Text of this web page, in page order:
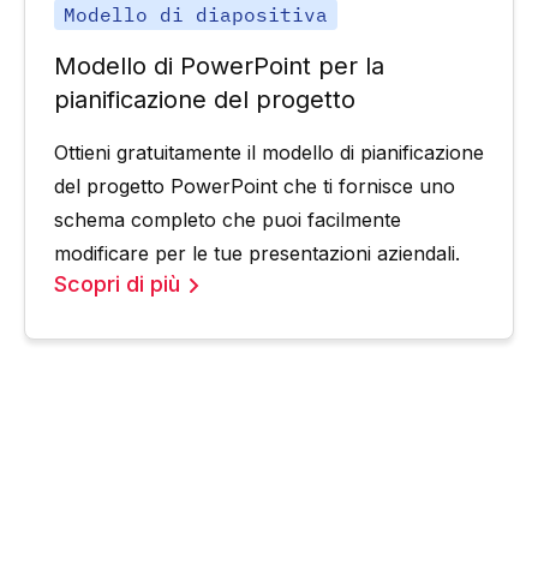
Modello di diapositiva
Modello di PowerPoint per la
pianificazione del progetto
Ottieni gratuitamente il modello di pianificazione
del progetto PowerPoint che ti fornisce uno
schema completo che puoi facilmente
modificare per le tue presentazioni aziendali.
Scopri di più